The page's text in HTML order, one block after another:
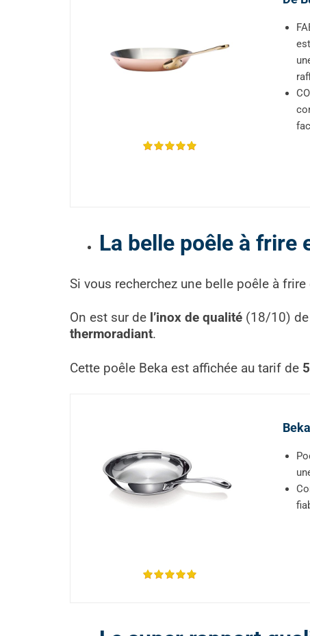
La belle poêle à frire
Si vous recherchez une belle poêle à
On est sur de l’inox de qualité (18/10)
thermoradiant.
Cette poêle Beka est affichée au tarif de